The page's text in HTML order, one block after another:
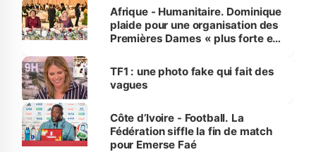
Afrique - Humanitaire. Dominique
plaide pour une organisation des
Premières Dames « plus forte et
sur la scène internationale »
TF1 : une photo fake qui fait des
vagues
Côte d’Ivoire - Football. La
Fédération siffle la fin de match
pour Emerse Faé